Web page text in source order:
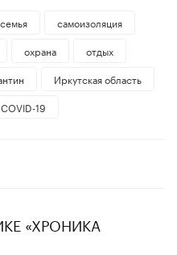
семья
самоизоляция
охрана
отдых
Иркутская область
COVID-19
«ХРОНИКА